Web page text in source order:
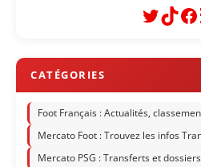
Foot Français : Actualités,
Mercato Foot : Trouvez les infos
Mercato PSG : Transferts et